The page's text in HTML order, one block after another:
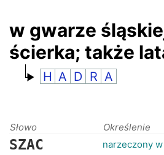
w gwarze
ścierka; także
H A D R A
Słowo Określenie
SZAC narzeczony